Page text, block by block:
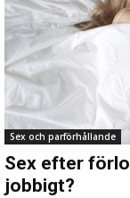
Sex och parförhållande
Sex efter
jobbigt?